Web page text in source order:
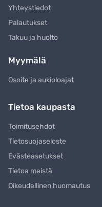
Yhteystiedot
Palautukset
Takuu ja huolto
Myymälä
Osoite ja aukioloajat
Tietoa kaupasta
Toimitusehdot
Tietosuojaseloste
Evästeasetukset
Tietoa meistä
Oikeudellinen huomautus